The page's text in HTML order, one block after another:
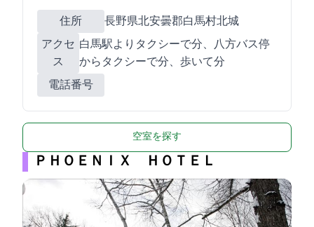
住所
長野県北安曇郡白馬村北城4678
アクセ
ス
白馬駅よりタクシーで10分、八方バス停
からタクシーで5分、歩いて15分
電話番号
空室を探す
ＰＨＯＥＮＩＸ ＨＯＴＥＬ